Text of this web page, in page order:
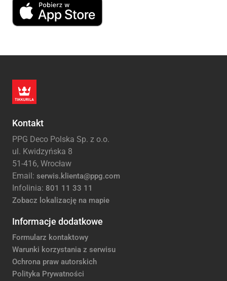
Kontakt
PPG Deco Polska Sp. z o.o.
ul. Kwidzyńska 8
51-416, Wrocław
Email: serwis.klienta@ppg.com
Infolinia: 801 11 33 11
Zobacz lokalizację na mapie
Informacje dodatkowe
Formularz kontaktowy
Warunki korzystania z serwisu
Ochrona praw autorskich
Polityka Prywatności